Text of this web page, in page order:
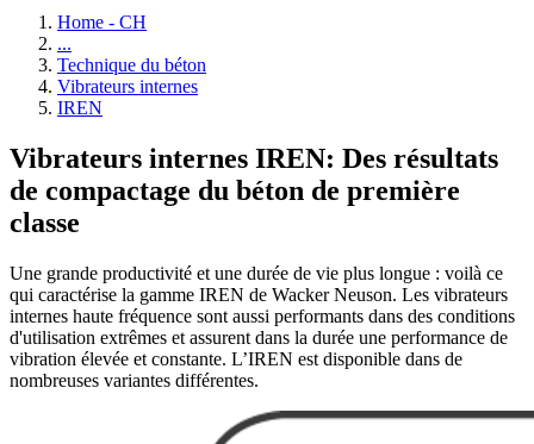
Home - CH
...
Technique du béton
Vibrateurs internes
IREN
Vibrateurs internes IREN: Des résultats
de compactage du béton de première
classe
Une grande productivité et une durée de vie plus longue : voilà ce
qui caractérise la gamme IREN de Wacker Neuson. Les vibrateurs
internes haute fréquence sont aussi performants dans des conditions
d'utilisation extrêmes et assurent dans la durée une performance de
vibration élevée et constante. L’IREN est disponible dans de
nombreuses variantes différentes.